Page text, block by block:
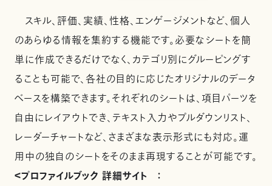
スキル、評価、実績、性格、エンゲージメントなど、個人
のあらゆる情報を集約する機能です。必要なシートを簡
単に作成できるだけでなく、カテゴリ別にグルーピングす
ることも可能で、各社の目的に応じたオリジナルのデータ
ベースを構築できます。それぞれのシートは、項目パーツを
自由にレイアウトでき、テキスト入力やプルダウンリスト、
レーダーチャートなど、さまざまな表示形式にも対応。運
用中の独自のシートをそのまま再現することが可能です。
＜プロファイルブック 詳細サイト ：